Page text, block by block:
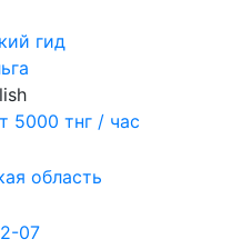
гид
5000 тнг / час
область
07